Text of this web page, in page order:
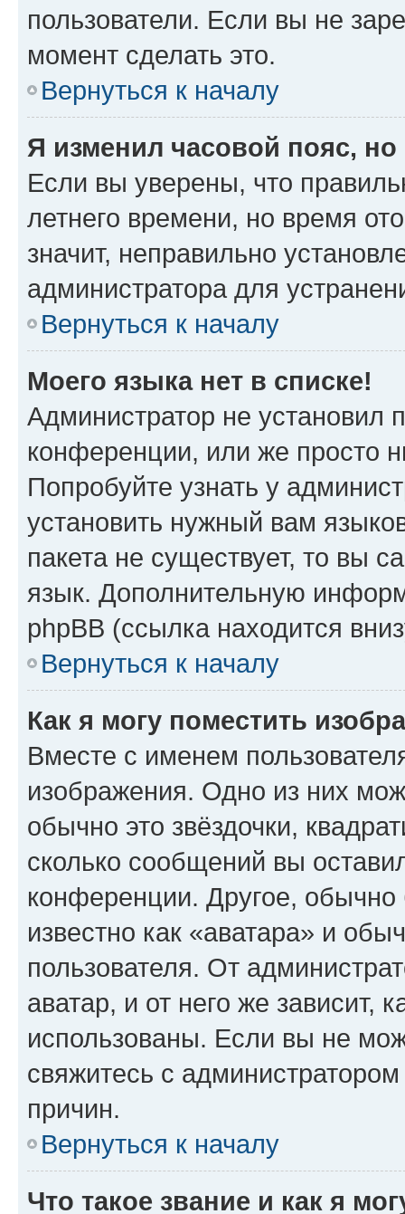
пользователи. Если вы не
момент сделать это.
Вернуться к началу
Я изменил часовой пояс,
Если вы уверены, что
летнего времени, но время
значит, неправильно
администратора для
Вернуться к началу
Моего языка нет в списке!
Администратор не установил
конференции, или же просто
Попробуйте узнать у
установить нужный вам
пакета не существует, то вы
язык. Дополнительную
phpBB (ссылка находится
Вернуться к началу
Как я могу поместить
Вместе с именем
изображения. Одно из них
обычно это звёздочки,
сколько сообщений вы
конференции. Другое,
известно как «аватара» и
пользователя. От
аватар, и от него же зависит,
использованы. Если вы не
свяжитесь с
причин.
Вернуться к началу
Что такое звание и как я